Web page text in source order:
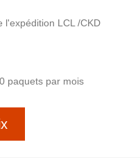
l'expédition LCL /CKD
paquets par mois